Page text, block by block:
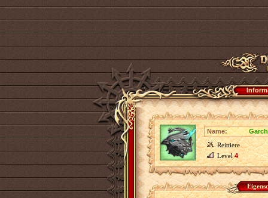
Name:
Reittiere
Level4